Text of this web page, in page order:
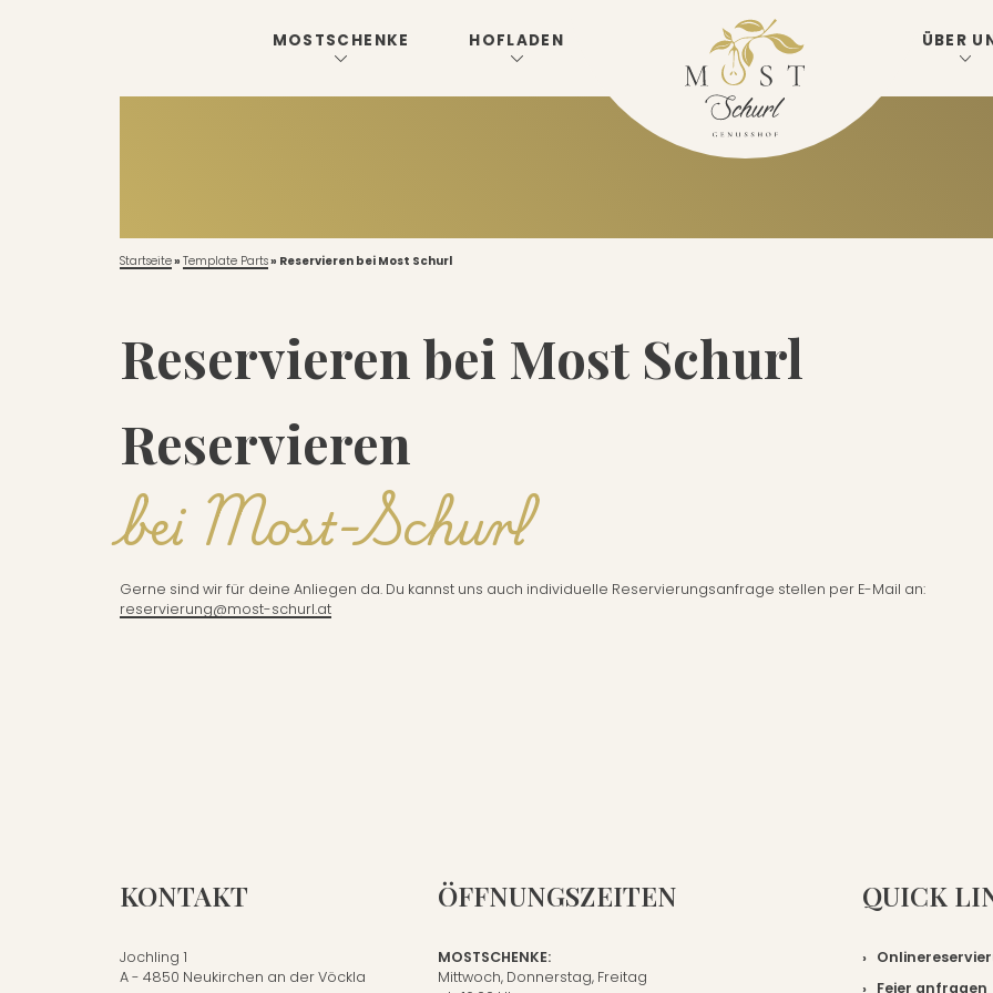
MOSTSCHENKE HOFLADEN ÜBER
Genuss aus der Region
Räumlichkeiten
Hofladen
Startseite» Template Parts» Reservieren bei Most Schurl
Reservieren bei Most Schurl
Reservieren
bei Most-Schurl
Gerne sind wir für deine Anliegen da. Du kannst uns auch individuelle Reservierungsanfrage stellen per E-Mail an:
reservierung@most-schurl.at
KONTAKT
Jochling 1
A - 4850 Neukirchen an der Vöckla
ÖFFNUNGSZEITEN
MOSTSCHENKE:
Mittwoch, Donnerstag, Freitag
QUICK
Feier anfragen